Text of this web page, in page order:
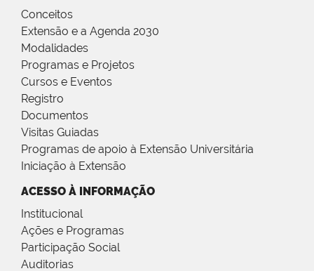
Conceitos
Extensão e a Agenda 2030
Modalidades
Programas e Projetos
Cursos e Eventos
Registro
Documentos
Visitas Guiadas
Programas de apoio à Extensão Universitária
Iniciação à Extensão
ACESSO À INFORMAÇÃO
Institucional
Ações e Programas
Participação Social
Auditorias